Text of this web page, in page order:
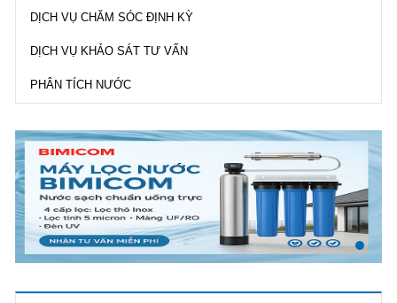
DỊCH VỤ CHĂM SÓC ĐỊNH KỲ
DỊCH VỤ KHẢO SÁT TƯ VẤN
PHÂN TÍCH NƯỚC